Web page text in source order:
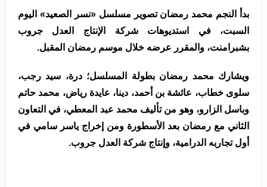
بدأ النجم محمد رمضان تصوير مسلسل «نسر الصعيد» اليوم
السبت، في استديوهات شركة الإنتاج العدل جروب
بشبرامنت، والمقرر عرضه خلال موسم رمضان المقبل.
ويشارك محمد رمضان بطولة المسلسل؛ درة، سيد رجب،
سلوى خطاب، عائشة بن أحمد، دينا، عايدة رياض، محمد حاتم
وباسل الزارو، وهو من تأليف محمد عبد المعطي، في التعاون
الثاني مع رمضان بعد الأسطورة ومن إخراج ياسر سامي في
أول تجاربه الدرامية، وإنتاج شركة العدل جروب.